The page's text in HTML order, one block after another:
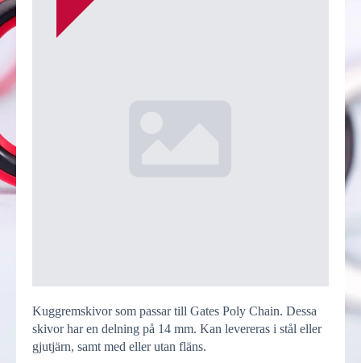
Kuggremskivor som passar till Gates Poly Chain. Dessa
skivor har en delning på 14 mm. Kan levereras i stål eller
gjutjärn, samt med eller utan fläns.